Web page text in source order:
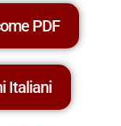
PDF
Italiani